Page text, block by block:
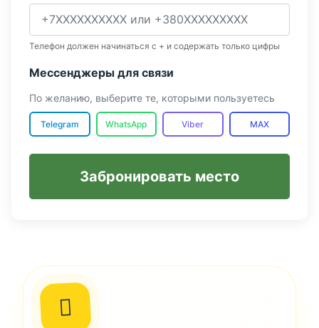
Телефон должен начинаться с + и содержать только цифры
Мессенджеры для связи
По желанию, выберите те, которыми пользуетесь
Telegram WhatsApp Viber MAX
Забронировать место